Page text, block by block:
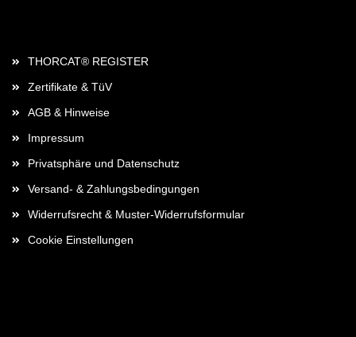
THORCAT® REGISTER
Zertifikate & TüV
AGB & Hinweise
Impressum
Privatsphäre und Datenschutz
Versand- & Zahlungsbedingungen
Widerrufsrecht & Muster-Widerrufsformular
Cookie Einstellungen